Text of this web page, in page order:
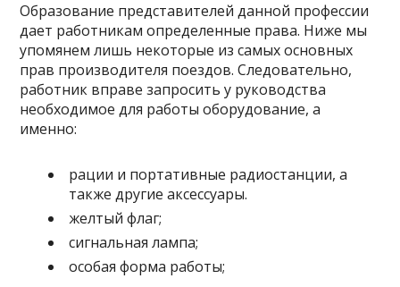
Образование представителей данной профессии
дает работникам определенные права. Ниже мы
упомянем лишь некоторые из самых основных
прав производителя поездов. Следовательно,
работник вправе запросить у руководства
необходимое для работы оборудование, а
именно:
рации и портативные радиостанции, а
также другие аксессуары.
желтый флаг;
сигнальная лампа;
особая форма работы;